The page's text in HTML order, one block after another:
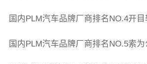
国内PLM汽车品牌厂商排名NO.4开目
国内PLM汽车品牌厂商排名NO.5索为